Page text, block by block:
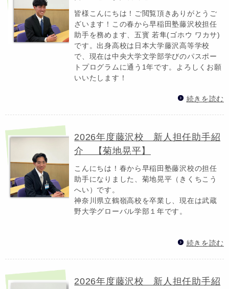
皆様こんにちは！ご閲覧頂きありがとうご
ざいます！この春から早稲田塾藤沢校担任
助手を務めます、五寳 若隼(ゴホウ ワカサ)
です。出身高校は日本大学藤沢高等学校
で、現在は中央大学文学部学びのパスポー
トプログラムに通う1年です。よろしくお願
いいたします！
続きを読む
2026年度藤沢校 新人担任助手紹
介 【菊地晃平】
こんにちは！春から早稲田塾藤沢校の担任
助手になりました、菊地晃平（きくちこう
へい）です。
神奈川県立鶴嶺高校を卒業し、現在は武蔵
野大学グローバル学部１年です。
続きを読む
2026年度藤沢校 新人担任助手紹